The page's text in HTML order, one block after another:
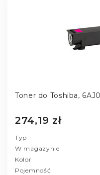
Toner do Toshiba,
274,19 zł
Typ
W magazynie
Kolor
Pojemność